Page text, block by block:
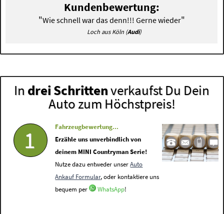
Kundenbewertung:
"Wie schnell war das denn!!! Gerne wieder"
Loch aus Köln (Audi)
In drei Schrittenverkaufst Du Dein
Auto zum Höchstpreis!
1
Fahrzeugbewertung...
Erzähle uns unverbindlich von
deinem MINI Countryman Serie!
Nutze dazu entweder unserAuto
Ankauf Formular, oder kontaktiere uns
bequem per
WhatsApp!